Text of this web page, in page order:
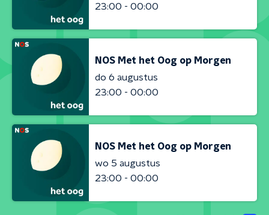
23:00 - 00:00
NOS Met het Oog op Morgen
do 6 augustus
23:00 - 00:00
NOS Met het Oog op Morgen
wo 5 augustus
23:00 - 00:00